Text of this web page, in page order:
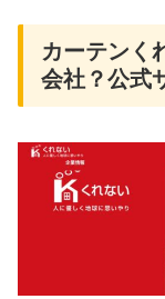
カーテンく
会社？公式